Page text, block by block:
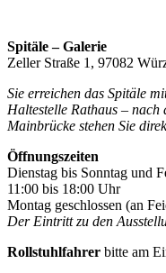
Spitäle – Galerie
Zeller Straße 1, 97082
Sie erreichen das Spitäle
Haltestelle Rathaus – nach
Mainbrücke stehen Sie
Öffnungszeiten
Dienstag bis Sonntag und
11:00 bis 18:00 Uhr
Montag geschlossen (an
Der Eintritt zu den
Rollstuhlfahrer bitte am